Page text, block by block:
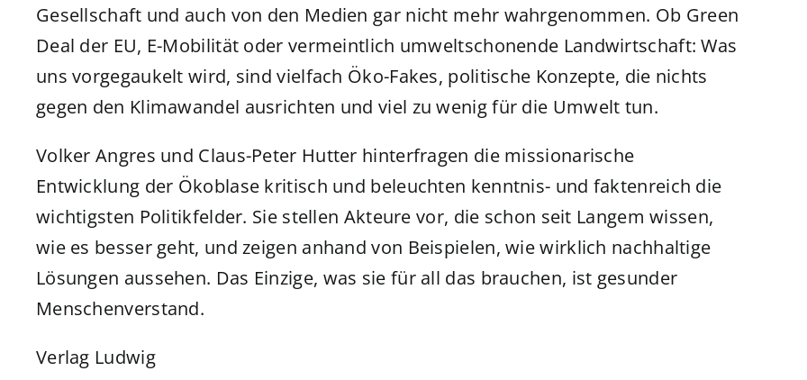
Gesellschaft und auch von den Medien gar nicht mehr wahrgenommen. Ob Green
Deal der EU, E-Mobilität oder vermeintlich umweltschonende Landwirtschaft: Was
uns vorgegaukelt wird, sind vielfach Öko-Fakes, politische Konzepte, die nichts
gegen den Klimawandel ausrichten und viel zu wenig für die Umwelt tun.
Volker Angres und Claus-Peter Hutter hinterfragen die missionarische
Entwicklung der Ökoblase kritisch und beleuchten kenntnis- und faktenreich die
wichtigsten Politikfelder. Sie stellen Akteure vor, die schon seit Langem wissen,
wie es besser geht, und zeigen anhand von Beispielen, wie wirklich nachhaltige
Lösungen aussehen. Das Einzige, was sie für all das brauchen, ist gesunder
Menschenverstand.
Verlag Ludwig